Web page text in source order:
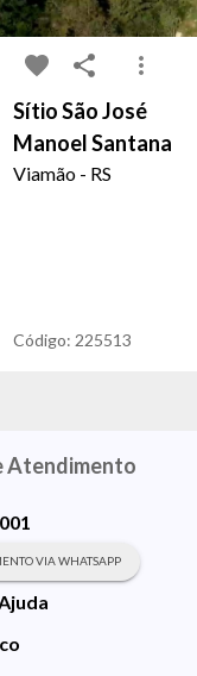
Sítio São José
Manoel Santana
Viamão - RS
Código: 225513
Atendimento
VIA WHATSAPP